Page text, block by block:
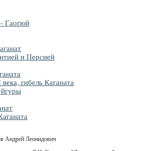
- Гаогюй
и Персией
гибель Каганата
Андрей Леонидович